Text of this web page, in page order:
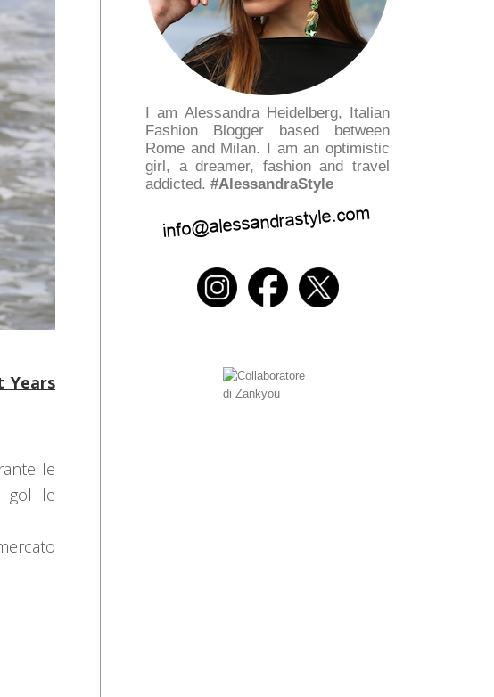
Years
le
gol le
I am Alessandra Heidelberg, Italian
Fashion Blogger based between
Rome and Milan. I am an optimistic
girl, a dreamer, fashion and travel
addicted. #AlessandraStyle